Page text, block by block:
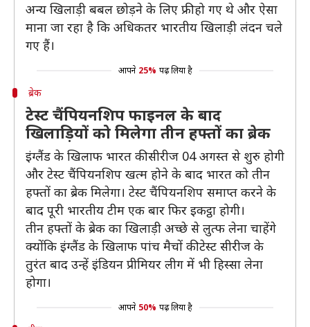
अन्य खिलाड़ी बबल छोड़ने के लिए फ्री हो गए थे और ऐसा
माना जा रहा है कि अधिकतर भारतीय खिलाड़ी लंदन चले
गए हैं।
आपने 25% पढ़ लिया है
ब्रेक
टेस्ट चैंपियनशिप फाइनल के बाद
खिलाड़ियों को मिलेगा तीन हफ्तों का ब्रेक
इंग्लैंड के खिलाफ भारत की सीरीज 04 अगस्त से शुरु होगी
और टेस्ट चैंपियनशिप खत्म होने के बाद भारत को तीन
हफ्तों का ब्रेक मिलेगा। टेस्ट चैंपियनशिप समाप्त करने के
बाद पूरी भारतीय टीम एक बार फिर इकट्ठा होगी।
तीन हफ्तों के ब्रेक का खिलाड़ी अच्छे से लुत्फ लेना चाहेंगे
क्योंकि इंग्लैंड के खिलाफ पांच मैचों की टेस्ट सीरीज के
तुरंत बाद उन्हें इंडियन प्रीमियर लीग में भी हिस्सा लेना
होगा।
आपने 50% पढ़ लिया है